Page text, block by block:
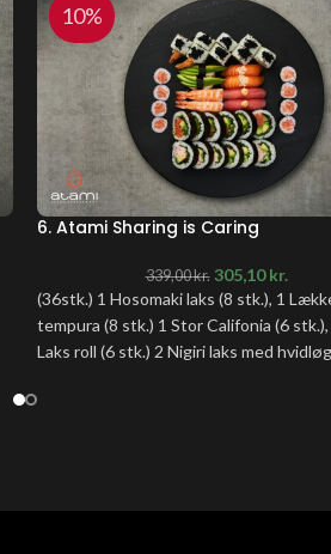
10%
6. Atami Sharing is Caring
339,00kr. 305,10kr.
(36stk.) 1 Hosomaki laks (8 stk.), 1
tempura (8 stk.) 1 Stor Califonia (6
Laks roll (6 stk.) 2 Nigiri laks med